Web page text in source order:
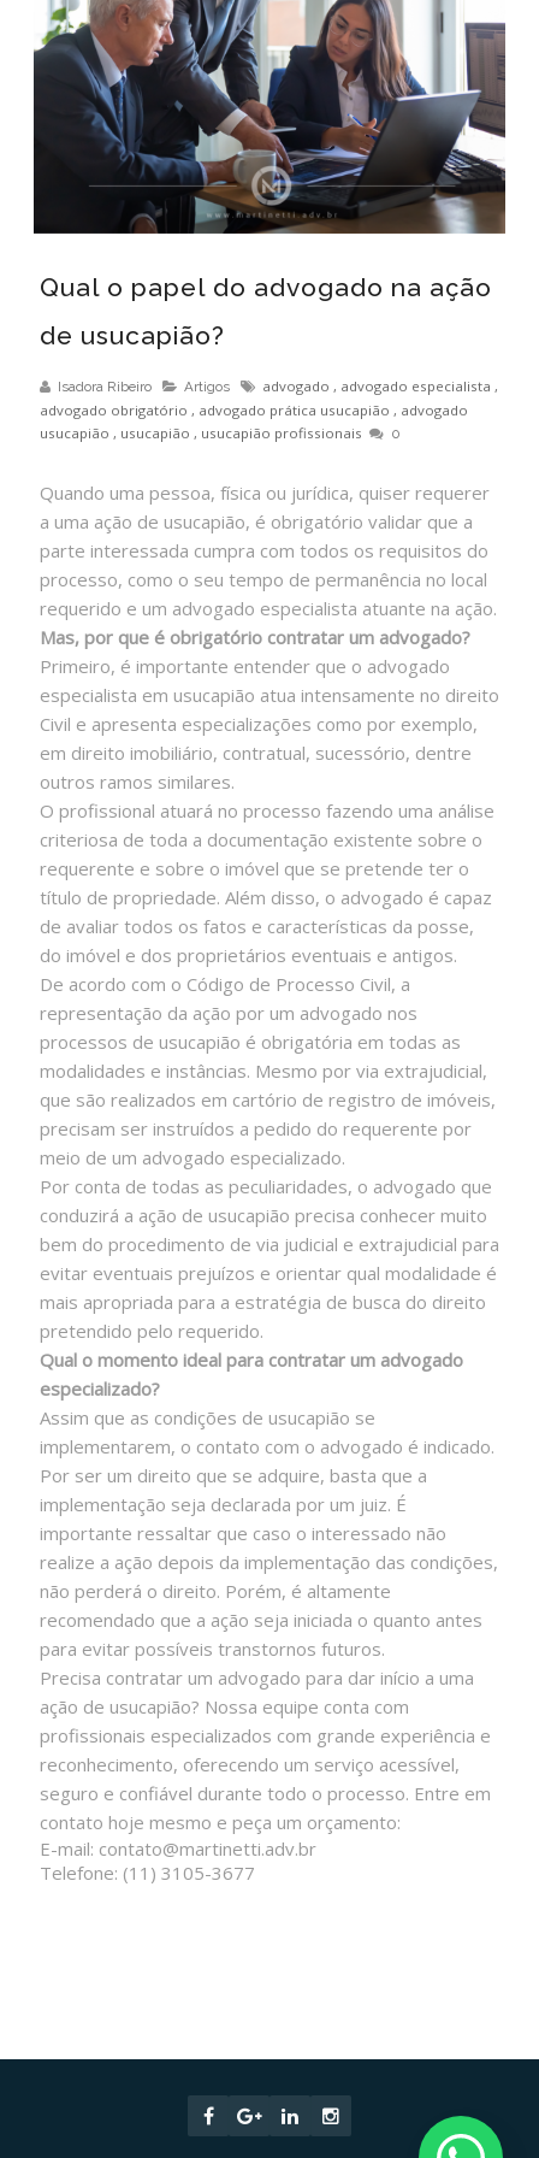
Qual o papel do advogado na ação
de usucapião?
Isadora Ribeiro Artigos advogado , advogado especialista ,
advogado obrigatório , advogado prática usucapião , advogado
usucapião , usucapião , usucapião profissionais 0
Quando uma pessoa, física ou jurídica, quiser requerer
a uma ação de usucapião, é obrigatório validar que a
parte interessada cumpra com todos os requisitos do
processo, como o seu tempo de permanência no local
requerido e um advogado especialista atuante na ação.
Mas, por que é obrigatório contratar um advogado?
Primeiro, é importante entender que o advogado
especialista em usucapião atua intensamente no direito
Civil e apresenta especializações como por exemplo,
em direito imobiliário, contratual, sucessório, dentre
outros ramos similares.
O profissional atuará no processo fazendo uma análise
criteriosa de toda a documentação existente sobre o
requerente e sobre o imóvel que se pretende ter o
título de propriedade. Além disso, o advogado é capaz
de avaliar todos os fatos e características da posse,
do imóvel e dos proprietários eventuais e antigos.
De acordo com o Código de Processo Civil, a
representação da ação por um advogado nos
processos de usucapião é obrigatória em todas as
modalidades e instâncias. Mesmo por via extrajudicial,
que são realizados em cartório de registro de imóveis,
precisam ser instruídos a pedido do requerente por
meio de um advogado especializado.
Por conta de todas as peculiaridades, o advogado que
conduzirá a ação de usucapião precisa conhecer muito
bem do procedimento de via judicial e extrajudicial para
evitar eventuais prejuízos e orientar qual modalidade é
mais apropriada para a estratégia de busca do direito
pretendido pelo requerido.
Qual o momento ideal para contratar um advogado
especializado?
Assim que as condições de usucapião se
implementarem, o contato com o advogado é indicado.
Por ser um direito que se adquire, basta que a
implementação seja declarada por um juiz. É
importante ressaltar que caso o interessado não
realize a ação depois da implementação das condições,
não perderá o direito. Porém, é altamente
recomendado que a ação seja iniciada o quanto antes
para evitar possíveis transtornos futuros.
Precisa contratar um advogado para dar início a uma
ação de usucapião? Nossa equipe conta com
profissionais especializados com grande experiência e
reconhecimento, oferecendo um serviço acessível,
seguro e confiável durante todo o processo. Entre em
contato hoje mesmo e peça um orçamento:
E-mail: contato@martinetti.adv.br
Telefone: (11) 3105-3677